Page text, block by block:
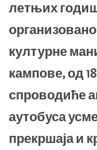
летњих
културне
кампове, од
спроводиће
аутобуса
прекршаја и